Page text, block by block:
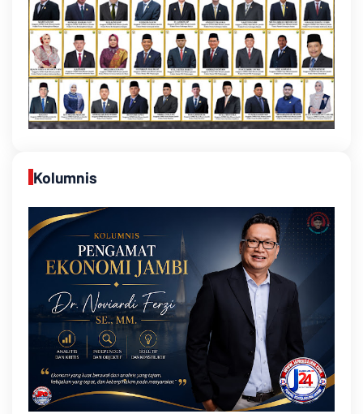
Kolumnis